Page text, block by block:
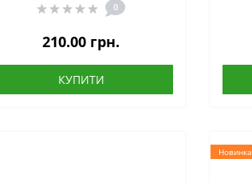
0
210.00 грн.
КУПИТИ
Новинка